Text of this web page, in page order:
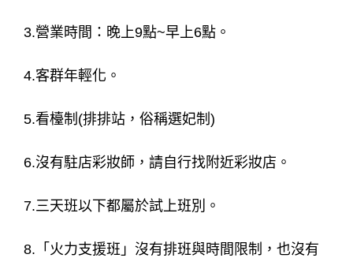
3.營業時間：晚上9點~早上6點。
4.客群年輕化。
5.看檯制(排排站，俗稱選妃制)
6.沒有駐店彩妝師，請自行找附近彩妝店。
7.三天班以下都屬於試上班別。
8.「火力支援班」沒有排班與時間限制，也沒有